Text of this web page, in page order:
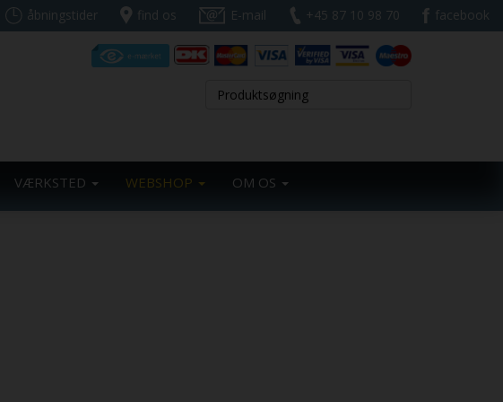
åbningstider find os E-mail +45 87 10 98 70 facebook
VÆRKSTED WEBSHOP OM OS